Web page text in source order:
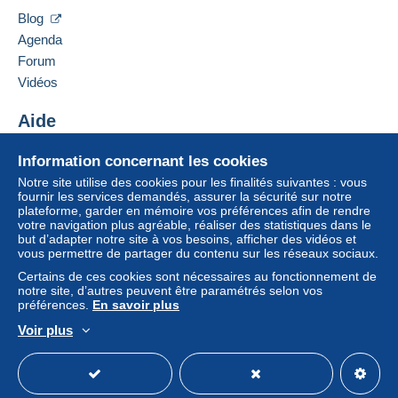
vendeur à l’acheteur. Un achat non payé peut
entraîner des conséquences au niveau du compte
Si les conditions de vente du vendeur comportent
considérer comme nulles et non avenues. Les
conditions de paiement du site Delcampe, telles
que définies dans les
conditions d’utilisation
Les achats doivent être payés dans les14 jours
suivant la réception du décompte final de la part du
vendeur.
Droit de rétractation|Frais de retour à charge de
l’acheteur.
Pour connaître les délais de retour et de
remboursement du lot, consultez les
générales d’utilisation
Ajouter ce vendeur à ma liste noire
Information concernant les cookies
Notre site utilise des cookies pour les finalités suivantes : vous
fournir les services demandés, assurer la sécurité sur notre
plateforme, garder en mémoire vos préférences afin de rendre
votre navigation plus agréable, réaliser des statistiques dans le
but d’adapter notre site à vos besoins, afficher des vidéos et
vous permettre de partager du contenu sur les réseaux sociaux.
Certains de ces cookies sont nécessaires au fonctionnement de
notre site, d’autres peuvent être paramétrés selon vos
préférences. En savoir plus
Voir plus
Blog
Agenda
Forum
Vidéos
Aide
Acheter sur Delcampe
Vendre sur Delcampe
Un site sécurisé